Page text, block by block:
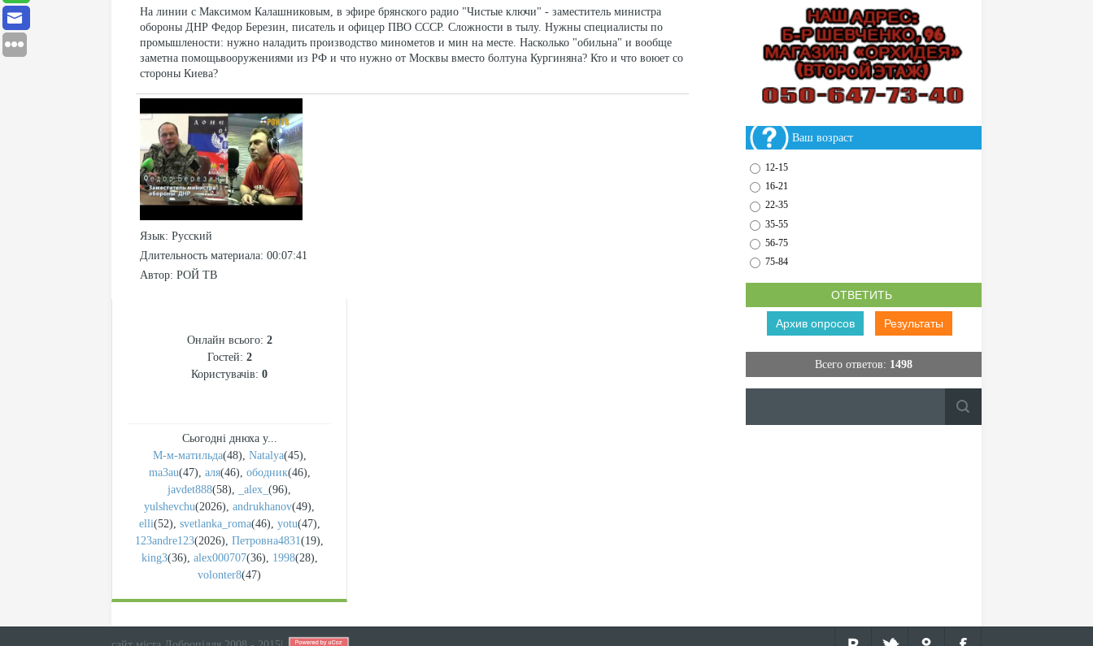
На линии с Максимом Калашниковым, в эфире брянского радио "Чистые ключи" - заместитель министра
обороны ДНР Федор Березин, писатель и офицер ПВО СССР. Сложности в тылу. Нужны специалисты по
промышлености: нужно наладить производство минометов и мин на месте. Насколько "обильна" и вообще
заметна помощьвооружениями из РФ и что нужно от Москвы вместо болтуна Кургиняна? Кто и что воюет со
стороны Киева?
Язык: Русский
Длительность материала: 00:07:41
Автор: РОЙ ТВ
Ваш возраст
12-15
16-21
22-35
35-55
56-75
75-84
Архив опросов Результаты
Всего ответов: 1498
Онлайн всього: 2
Гостей: 2
Користувачів: 0
Сьогодні днюха у...
М-м-матильда(48), Natalya(45),
ma3au(47), аля(46), ободник(46),
javdet888(58), _alex_ (96),
yulshevchu(2026), andrukhanov(49),
elli(52), svetlanka_roma(46), yotu(47),
123andre123(2026), Петровна4831(19),
king3(36), alex000707(36), 1998(28),
volonter8(47)